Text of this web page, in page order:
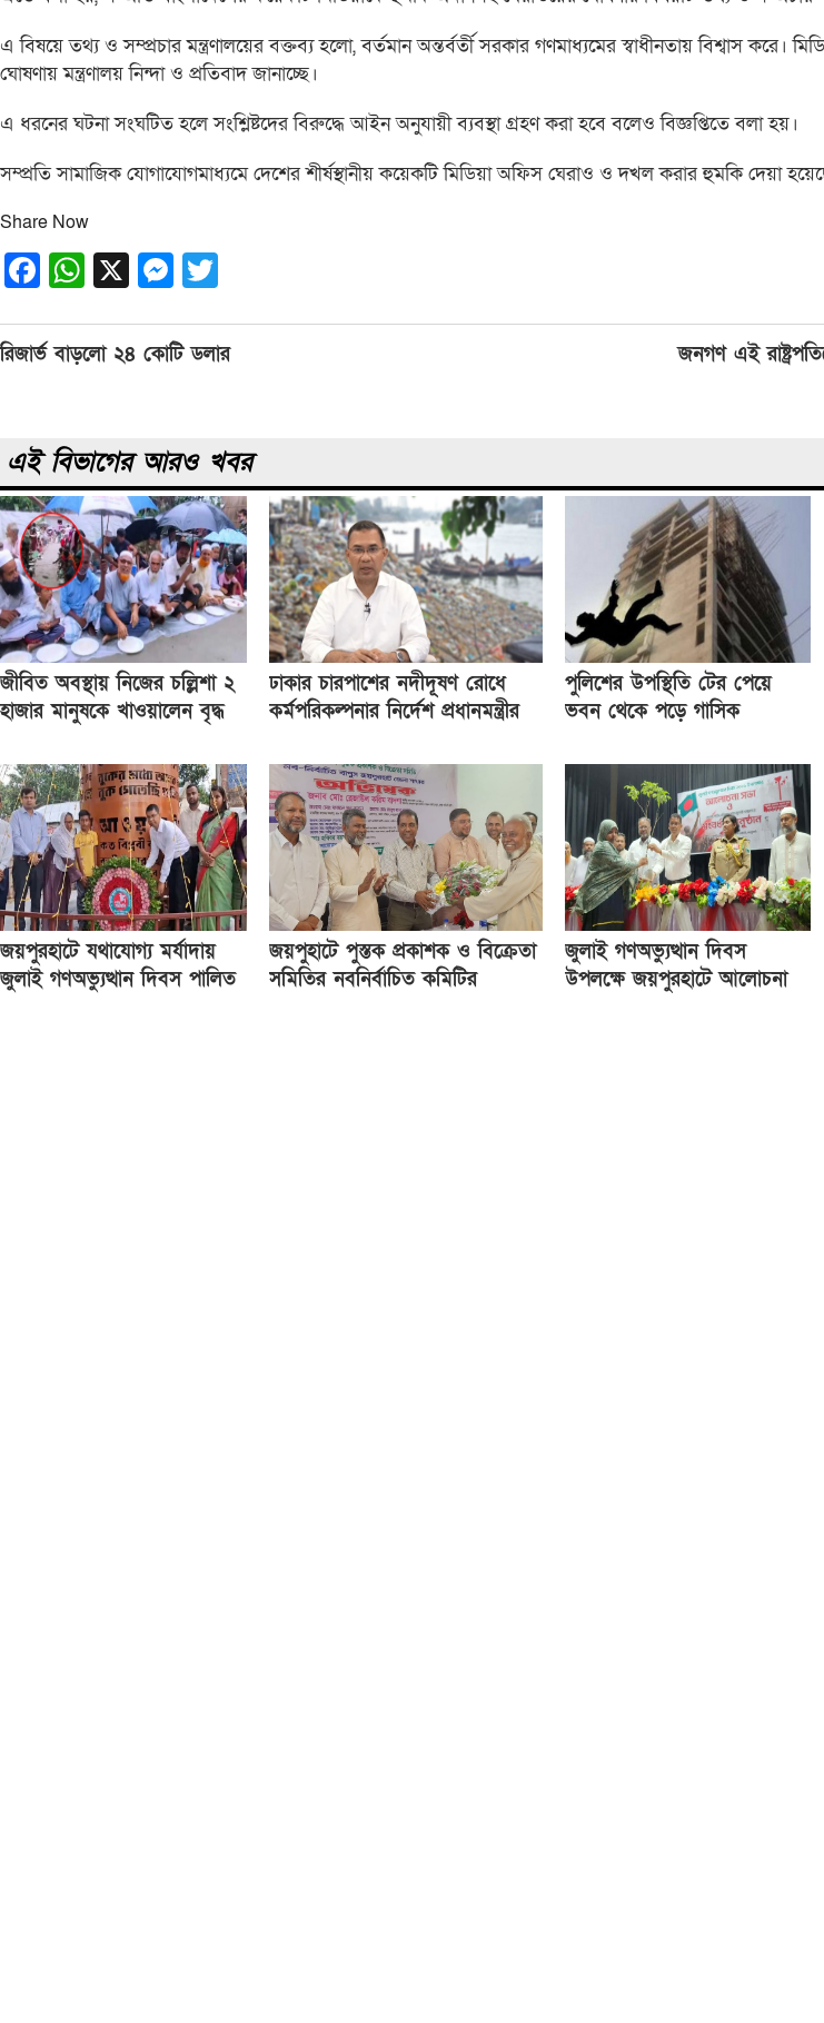
এ বিষয়ে তথ্য ও সম্প্রচার মন্ত্রণালয়ের বক্তব্য হলো, বর্তমান অন্তর্বর্তী সরকার গণমাধ্যমের স্বাধীনতায় বিশ্বাস করে।
ঘোষণায় মন্ত্রণালয় নিন্দা ও প্রতিবাদ জানাচ্ছে।
এ ধরনের ঘটনা সংঘটিত হলে সংশ্লিষ্টদের বিরুদ্ধে আইন অনুযায়ী ব্যবস্থা গ্রহণ করা হবে বলেও বিজ্ঞপ্তিতে বলা হয়।
সম্প্রতি সামাজিক যোগাযোগমাধ্যমে দেশের শীর্ষস্থানীয় কয়েকটি মিডিয়া অফিস ঘেরাও ও দখল করার হুমকি দেয়া
Share Now
Facebook
WhatsApp
X Messenger
Post
navigation
রিজার্ভ বাড়লো ২৪ কোটি ডলার জনগণ এই
এই বিভাগের আরও খবর
জীবিত অবস্থায় নিজের চল্লিশা ২
হাজার মানুষকে খাওয়ালেন বৃদ্ধ
ঢাকার চারপাশের নদীদূষণ রোধে
কর্মপরিকল্পনার নির্দেশ প্রধানমন্ত্রীর
পুলিশের উপস্থিতি টের পেয়ে
ভবন থেকে পড়ে গাসিক
জয়পুরহাটে যথাযোগ্য মর্যাদায়
জুলাই গণঅভ্যুত্থান দিবস পালিত
জয়পুহাটে পুস্তক প্রকাশক ও বিক্রেতা
সমিতির নবনির্বাচিত কমিটির
জুলাই গণঅভ্যুত্থান দিবস
উপলক্ষে জয়পুরহাটে আলোচনা